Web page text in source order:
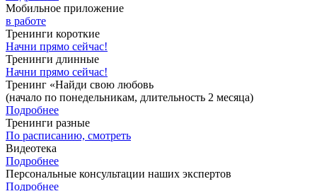
Мобильное приложение
в работе
Тренинги короткие
Начни прямо сейчас!
Тренинги длинные
Начни прямо сейчас!
Тренинг «Найди свою любовь
(начало по понедельникам, длительность 2 месяца)
Подробнее
Тренинги разные
По расписанию, смотреть
Видеотека
Подробнее
Персональные консультации наших экспертов
Подробнее